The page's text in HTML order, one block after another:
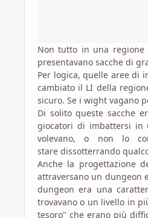
Non tutto in una regione
presentavano sacche di
Per logica, quelle aree di
cambiato il LI della
sicuro. Se i wight vagano
Di solito queste sacche
giocatori di imbattersi in
volevano, o non lo
stare dissotterrando
Anche la progettazione
attraversano un dungeon
dungeon era una
trovavano o un livello in
tesoro" che erano più